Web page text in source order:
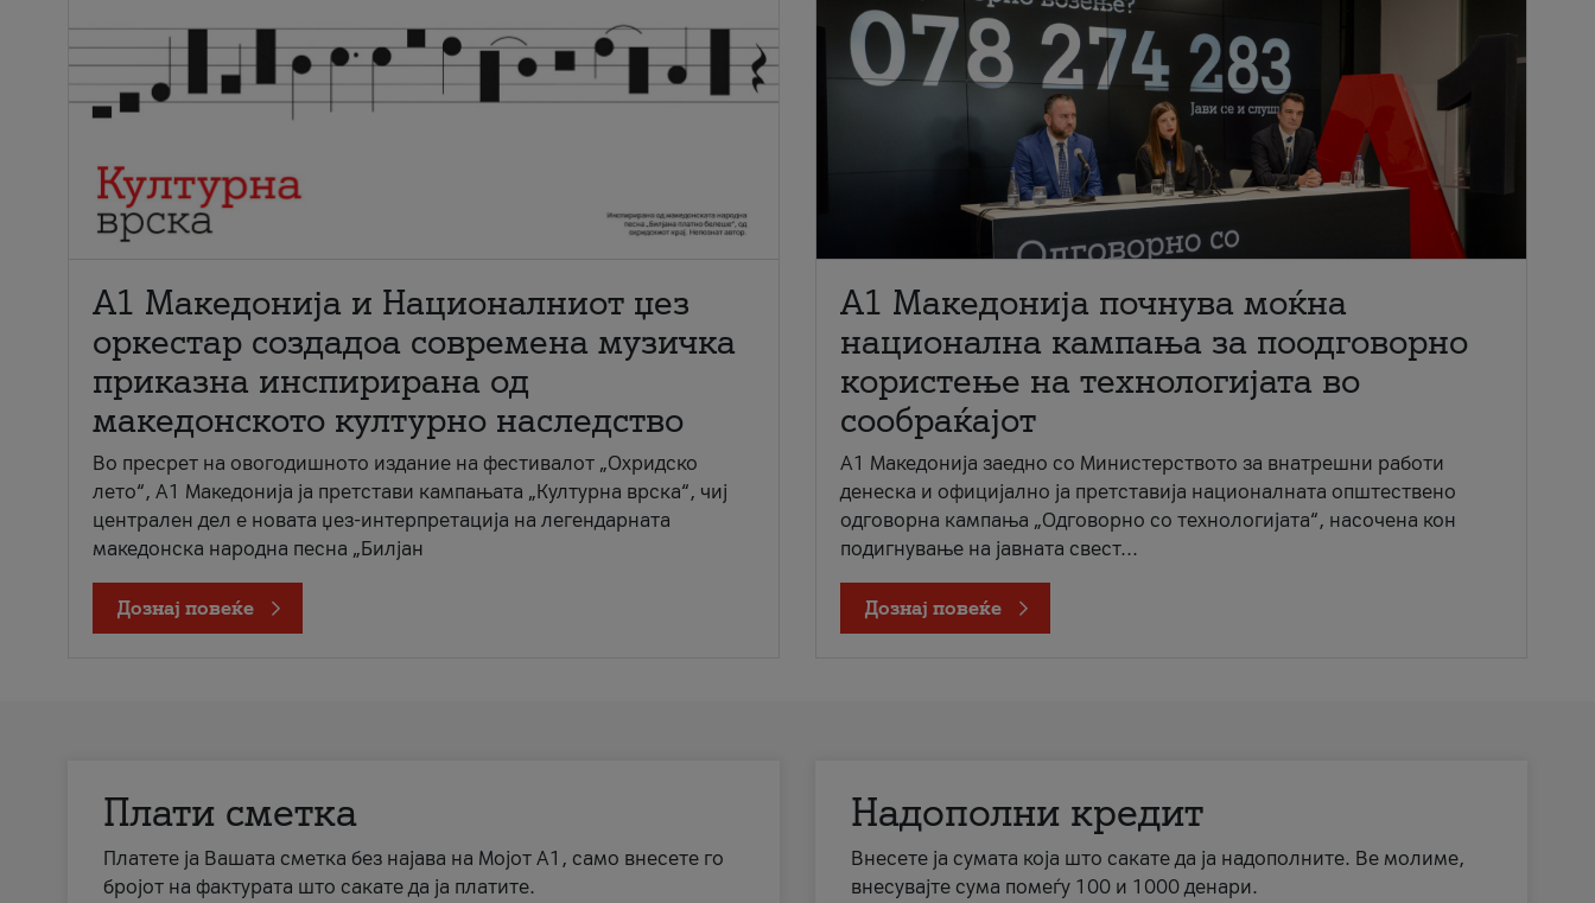
А1 Македонија и Националниот џез
оркестар создадоа современа музичка
приказна инспирирана од
македонското културно наследство
Во пресрет на овогодишното издание на фестивалот „Охридско
лето“, А1 Македонија ја претстави кампањата „Културна врска“, чиј
централен дел е новата џез-интерпретација на легендарната
македонска народна песна „Билјан
Дознај повеќе
A1 Македонија почнува моќна
национална кампања за поодговорно
користење на технологијата во
сообраќајот
A1 Македонија заедно со Министерството за внатрешни работи
денеска и официјално ја претставија националната општествено
одговорна кампања „Одговорно со технологијата“, насочена кон
подигнување на јавната свест...
Дознај повеќе
Плати сметка
Платете ја Вашата сметка без најава на Мојот А1, само внесете го
бројот на фактурата што сакате да ја платите.
Надополни кредит
Внесете ја сумата која што сакате да ја надополните. Ве молиме,
внесувајте сума помеѓу 100 и 1000 денари.